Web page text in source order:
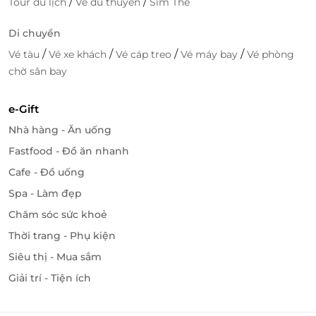
mức giá phải chăng.
Truy cập
bạn nhé!
Di chuyển
Vé tàu /Vé xe khách /Vé cáp treo /Vé máy bay /Vé phòng
chờ sân bay
e-Gift
Nhà hàng - Ăn uống
Fastfood - Đồ ăn nhanh
Cafe - Đồ uống
Spa - Làm đẹp
Chăm sóc sức khoẻ
Thời trang - Phụ kiện
Siêu thị - Mua sắm
Giải trí - Tiện ích